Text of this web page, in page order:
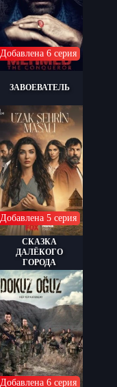
Добавлена 6 серия
ЗАВОЕВАТЕЛЬ
Добавлена 5 серия
СКАЗКА
ДАЛЁКОГО
ГОРОДА
Добавлена 6 серия